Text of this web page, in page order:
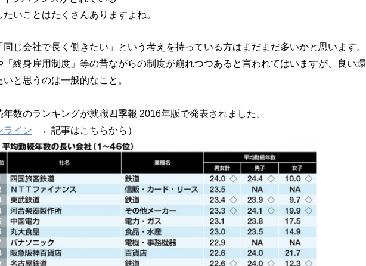
いことはたくさんありますよね。
同じ会社で長く働きたい」という考えを持っている方はまだまだ多いかと思います。
「終身雇用制度」等の昔ながらの制度が崩れつつあると言われてはいますが、良い環
と思うのは一般的なこと。
数のランキングが就職四季報 2016年版で発表されました。
ライン ←記事はこちらから）